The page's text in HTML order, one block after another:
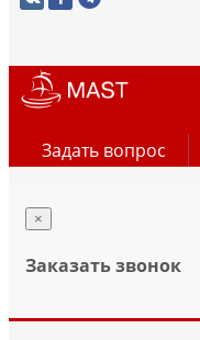
Задать вопрос
×
Заказать звонок